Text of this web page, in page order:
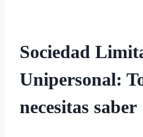
Sociedad
Unipersonal:
necesitas saber